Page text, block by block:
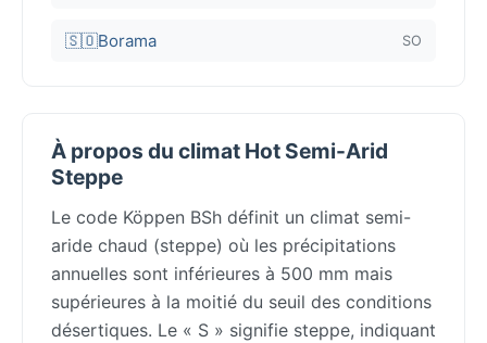
🇸🇴Borama SO
À propos du climat Hot Semi-Arid
Steppe
Le code Köppen BSh définit un climat semi-
aride chaud (steppe) où les précipitations
annuelles sont inférieures à 500 mm mais
supérieures à la moitié du seuil des conditions
désertiques. Le « S » signifie steppe, indiquant